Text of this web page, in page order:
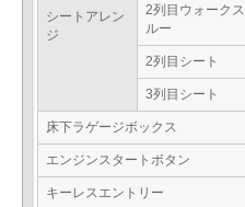
シートアレン
ジ
2列目ウォークス
ルー
2列目シート
3列目シート
床下ラゲージボックス
エンジンスタートボタン
キーレスエントリー